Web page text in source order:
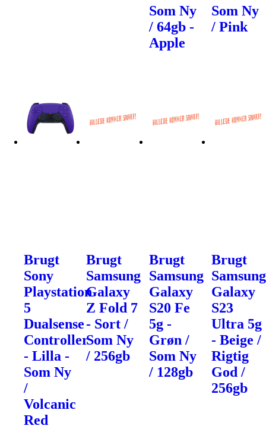
Som Ny
/ 64gb -
Apple
Som Ny
/ Pink
Brugt
Sony
Playstation
5
Dualsense
Controller
- Lilla -
Som Ny
/
Volcanic
Red
Brugt
Samsung
Galaxy
Z Fold 7
- Sort /
Som Ny
/ 256gb
Brugt
Samsung
Galaxy
S20 Fe
5g -
Grøn /
Som Ny
/ 128gb
Brugt
Samsung
Galaxy
S23
Ultra 5g
- Beige /
Rigtig
God /
256gb